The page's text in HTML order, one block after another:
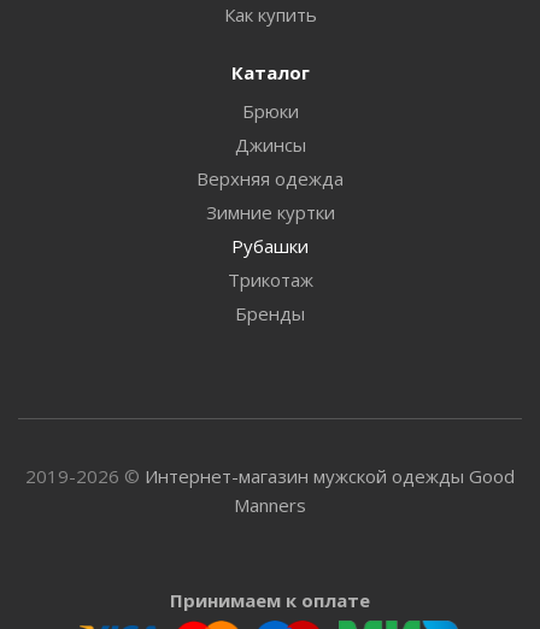
Как купить
Каталог
Брюки
Джинсы
Верхняя одежда
Зимние куртки
Рубашки
Трикотаж
Бренды
2019-2026 © Интернет-магазин мужской одежды Good
Manners
Принимаем к оплате